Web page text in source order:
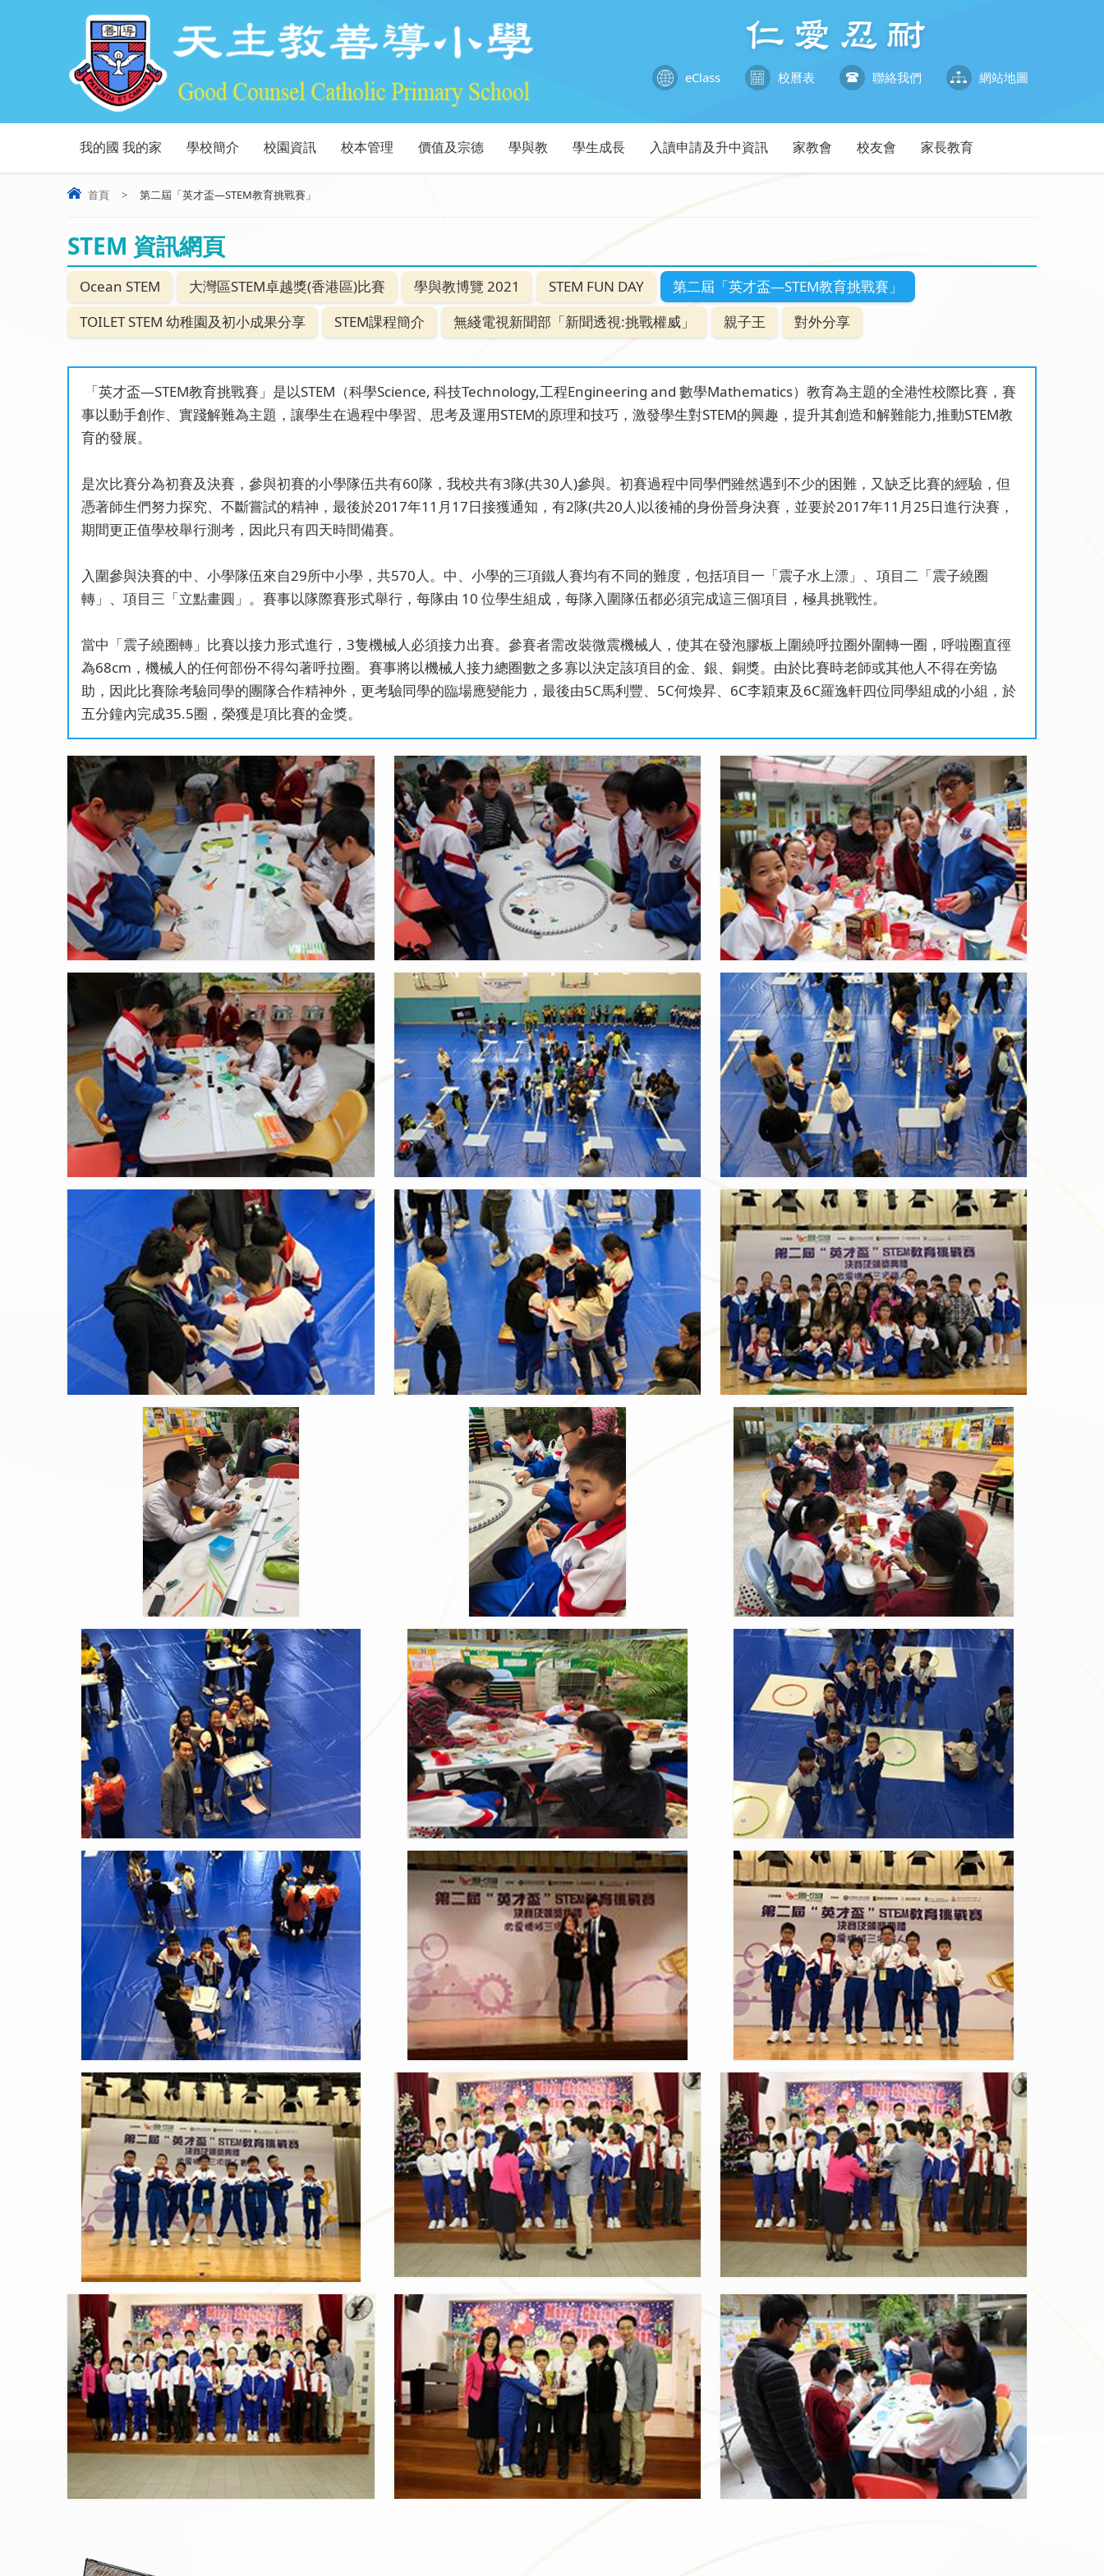
eClass 校曆表 聯絡我們 網站地圖
我的國 我的家 學校簡介 校園資訊 校本管理 價值及宗德 學與教 學生成長 入讀申請及升中資訊 家教會 校友會 家長教育
首頁 > 第二屆「英才盃—STEM教育挑戰賽」
STEM 資訊網頁
Ocean STEM 大灣區STEM卓越獎(香港區)比賽 學與教博覽 2021 STEM FUN DAY
第二屆「英才盃—STEM教育挑戰賽」
TOILET STEM 幼稚園及初小成果分享
STEM課程簡介 無綫電視新聞部「新聞透視:挑戰權威」 親子王 對外分享
「英才盃—STEM教育挑戰賽」是以STEM（科學Science, 科技Technology,工程Engineering and 數學Mathematics）教育為主題的全港性校際比賽，賽
事以動手創作、實踐解難為主題，讓學生在過程中學習、思考及運用STEM的原理和技巧，激發學生對STEM的興趣，提升其創造和解難能力,推動STEM教
育的發展。
是次比賽分為初賽及決賽，參與初賽的小學隊伍共有60隊，我校共有3隊(共30人)參與。初賽過程中同學們雖然遇到不少的困難，又缺乏比賽的經驗，但
憑著師生們努力探究、不斷嘗試的精神，最後於2017年11月17日接獲通知，有2隊(共20人)以後補的身份晉身決賽，並要於2017年11月25日進行決賽，
期間更正值學校舉行測考，因此只有四天時間備賽。
入圍參與決賽的中、小學隊伍來自29所中小學，共570人。中、小學的三項鐵人賽均有不同的難度，包括項目一「震子水上漂」、項目二「震子繞圈
轉」、項目三「立點畫圓」。賽事以隊際賽形式舉行，每隊由 10 位學生組成，每隊入圍隊伍都必須完成這三個項目，極具挑戰性。
當中「震子繞圈轉」比賽以接力形式進行，3隻機械人必須接力出賽。參賽者需改裝微震機械人，使其在發泡膠板上圍繞呼拉圈外圍轉一圈，呼啦圈直徑
為68cm，機械人的任何部份不得勾著呼拉圈。賽事將以機械人接力總圈數之多寡以決定該項目的金、銀、銅獎。由於比賽時老師或其他人不得在旁協
助，因此比賽除考驗同學的團隊合作精神外，更考驗同學的臨場應變能力，最後由5C馬利豐、5C何煥昇、6C李穎東及6C羅逸軒四位同學組成的小組，於
五分鐘內完成35.5圈，榮獲是項比賽的金獎。